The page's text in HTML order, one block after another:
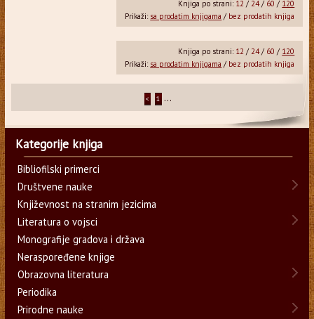
Knjiga po strani: 12 /24/ 60 / 120
Prikaži: sa prodatim knjigama / bez prodatih knjiga
Knjiga po strani: 12 /24/ 60 / 120
Prikaži: sa prodatim knjigama / bez prodatih knjiga
< 1 ...
Kategorije knjiga
Bibliofilski primerci
Društvene nauke
Književnost na stranim jezicima
Literatura o vojsci
Monografije gradova i država
Neraspoređene knjige
Obrazovna literatura
Periodika
Prirodne nauke